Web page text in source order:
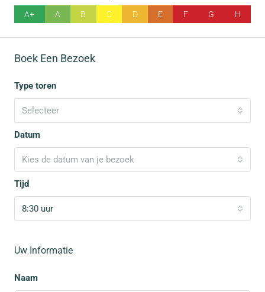
A+ A B C D E F G H
Boek Een Bezoek
Type toren
Selecteer
Datum
Kies de datum van je bezoek
Tijd
8:30 uur
Uw Informatie
Naam